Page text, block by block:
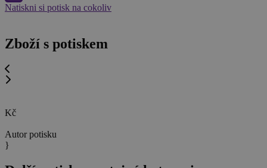
Natiskni si potisk na cokoliv
Zboží s potiskem
Kč
Autor potisku
}